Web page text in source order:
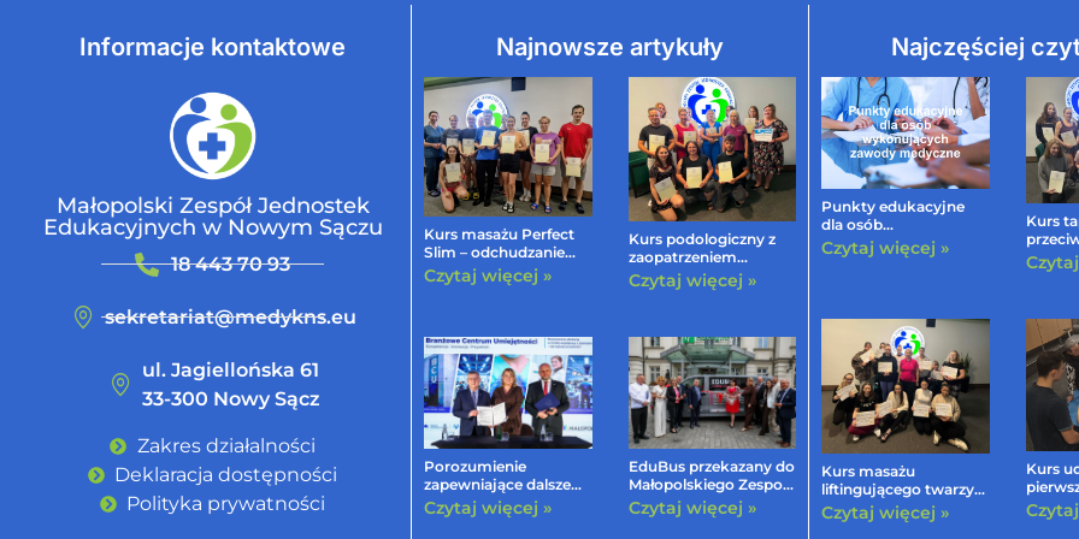
Informacje kontaktowe
Małopolski Zespół Jednostek
Edukacyjnych w Nowym Sączu
18 443 70 93
sekretariat@medykns.eu
ul. Jagiellońska 61
33-300 Nowy Sącz
Zakres działalności
Deklaracja dostępności
Polityka prywatności
Najnowsze artykuły
Kurs masażu Perfect
Slim – odchudzanie
ukierunkowane
Czytaj więcej »
Kurs podologiczny z
zaopatrzeniem
ortopedycznym
Czytaj więcej »
Porozumienie
zapewniające dalsze
wsparcie dla
Branżowych Centrów
Czytaj więcej »
EduBus przekazany do
Małopolskiego Zespołu
Jednostek
Edukacyjnych
Czytaj więcej »
Najczęściej
Punkty edukacyjne
dla osób
wykonujących
zawody medyczne
Czytaj więcej »
Kurs
edycja
Kurs masażu
liftingującego twarzy
szyi i dekoltu KOBIDO
– edycja IV
Czytaj więcej »
Kurs
edycja